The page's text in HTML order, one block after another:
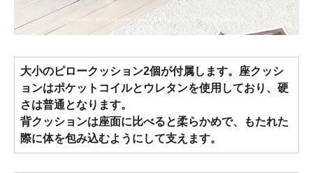
大小のピロークッション2個が付属します。座クッシ
ョンはポケットコイルとウレタンを使用しており、硬
さは普通となります。
背クッションは座面に比べると柔らかめで、もたれた
際に体を包み込むようにして支えます。